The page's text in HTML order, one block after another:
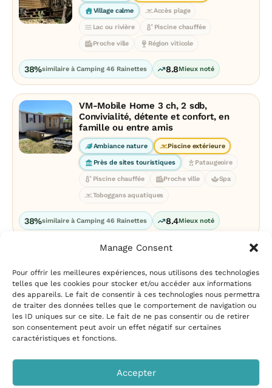
Manage Consent
Pour offrir les meilleures expériences, nous utilisons des technologies
telles que les cookies pour stocker et/ou accéder aux informations
des appareils. Le fait de consentir à ces technologies nous permettra
de traiter des données telles que le comportement de navigation ou
les ID uniques sur ce site. Le fait de ne pas consentir ou de retirer
son consentement peut avoir un effet négatif sur certaines
caractéristiques et fonctions.
Accepter
Village calme Accès plage
Lac ou rivière Piscine chauffée
Proche ville Région viticole
38%similaire à Camping 46 Rainettes 8.8Mieux noté
VM-Mobile Home 3 ch, 2 sdb,
Convivialité, détente et confort, en
famille ou entre amis
Ambiance nature Piscine extérieure
Près de sites touristiques Pataugeoire
Piscine chauffée Proche ville Spa
Toboggans aquatiques
38%similaire à Camping 46 Rainettes 8.4Mieux noté
Mentions légales|Politique
de confidentialité
suggestions|Politique de
cookies